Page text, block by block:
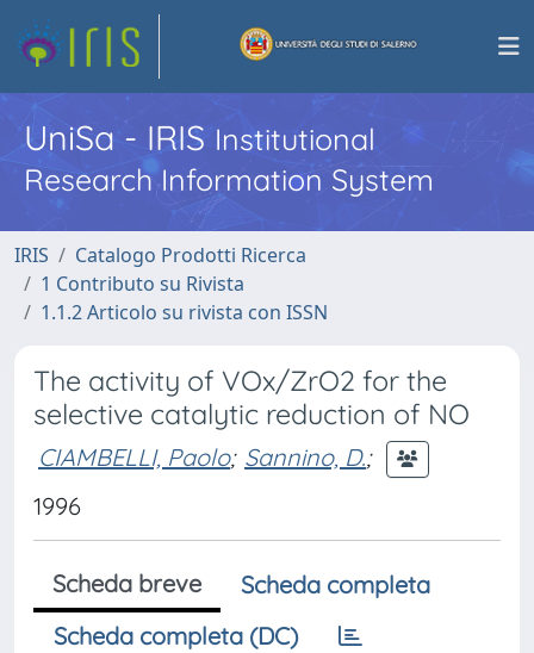
UniSa - IRISInstitutional
Research Information System
IRIS
Catalogo Prodotti Ricerca
1 Contributo su Rivista
1.1.2 Articolo su rivista con ISSN
The activity of VOx/ZrO2 for the
selective catalytic reduction of NO
CIAMBELLI, Paolo; Sannino, D.;
1996
Scheda breve
Scheda completa
Scheda completa (DC)